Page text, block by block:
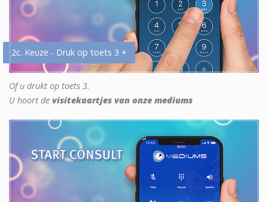
2c. Keuze - Druk op toets 3 +
Of u drukt op toets 3.
U hoort de visitekaartjes van onze mediums